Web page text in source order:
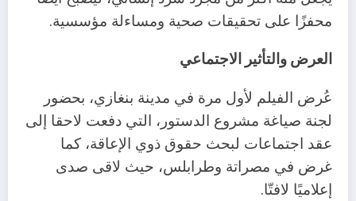
محفزًا على تحقيقات صحية ومساءلة مؤسسية.
العرض والتأثير الاجتماعي
عُرض الفيلم لأول مرة في مدينة بنغازي، بحضور
لجنة صياغة مشروع الدستور، التي دفعت لاحقا إلى
عقد اجتماعات لبحث حقوق ذوي الإعاقة، كما
غرض في مصراتة وطرابلس، حيث لاقى صدى
إعلاميًا لافتّا.